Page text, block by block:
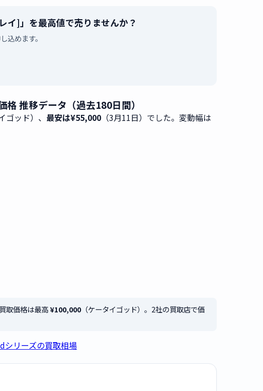
イ]」を最高値で売りませんか？
込めます。
推移データ（過去180日間）
ゴッド）、 最安は¥55,000 （3月11日）でした。変動幅は
取価格は最高¥100,000（ケータイゴッド）。2社の買取店で価
シリーズの買取相場